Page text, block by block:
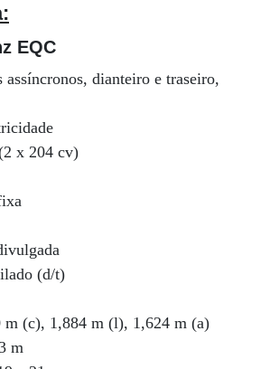
EQC
assíncronos, dianteiro e traseiro,
x 204 cv)
(d/t)
m (c), 1,884 m (l), 1,624 m (a)
m